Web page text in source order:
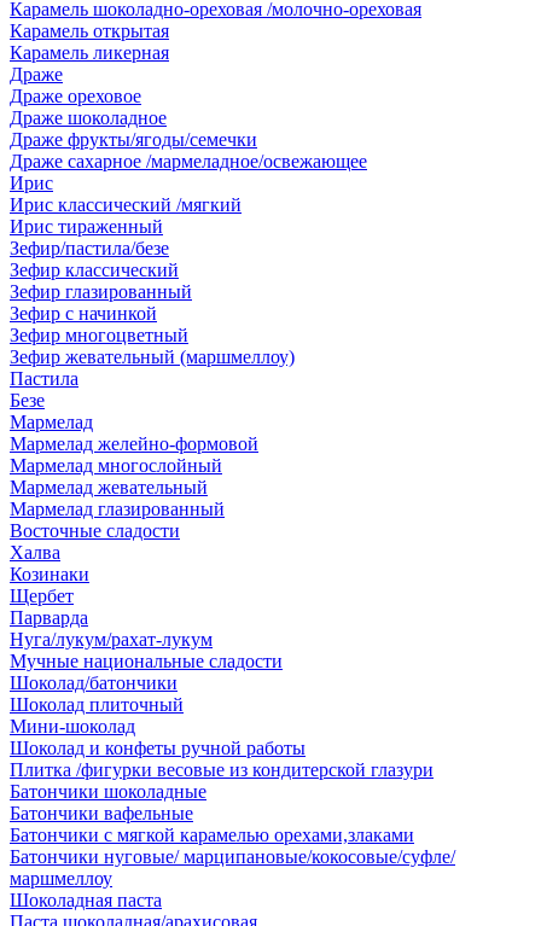
Карамель шоколадно-ореховая /молочно-ореховая
Карамель открытая
Карамель ликерная
Драже
Драже ореховое
Драже шоколадное
Драже фрукты/ягоды/семечки
Драже сахарное /мармеладное/освежающее
Ирис
Ирис классический /мягкий
Ирис тираженный
Зефир/пастила/безе
Зефир классический
Зефир глазированный
Зефир с начинкой
Зефир многоцветный
Зефир жевательный (маршмеллоу)
Пастила
Безе
Мармелад
Мармелад желейно-формовой
Мармелад многослойный
Мармелад жевательный
Мармелад глазированный
Восточные сладости
Халва
Козинаки
Щербет
Парварда
Нуга/лукум/рахат-лукум
Мучные национальные сладости
Шоколад/батончики
Шоколад плиточный
Мини-шоколад
Шоколад и конфеты ручной работы
Плитка /фигурки весовые из кондитерской глазури
Батончики шоколадные
Батончики вафельные
Батончики с мягкой карамелью орехами,злаками
Батончики нуговые/ марципановые/кокосовые/суфле/
маршмеллоу
Шоколадная паста
Паста шоколадная/арахисовая